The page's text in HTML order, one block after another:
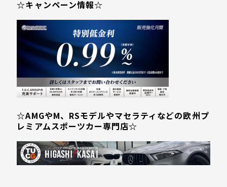
☆キャンペーン情報☆
☆AMGやM、RSモデルやマセラティなどの欧州プ
レミアムスポーツカー専門店☆